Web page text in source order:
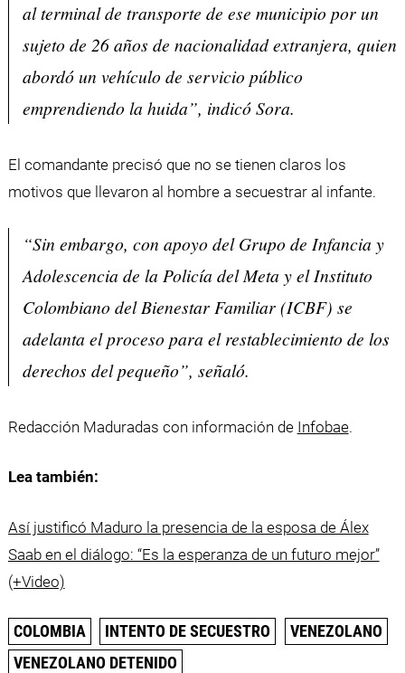
al terminal de transporte de ese municipio por un
sujeto de 26 años de nacionalidad extranjera, quien
abordó un vehículo de servicio público
emprendiendo la huida”, indicó Sora.
El comandante precisó que no se tienen claros los
motivos que llevaron al hombre a secuestrar al infante.
“Sin embargo, con apoyo del Grupo de Infancia y
Adolescencia de la Policía del Meta y el Instituto
Colombiano del Bienestar Familiar (ICBF) se
adelanta el proceso para el restablecimiento de los
derechos del pequeño”, señaló.
Redacción Maduradas con información de Infobae.
Lea también:
Así justificó Maduro la presencia de la esposa de Álex
Saab en el diálogo: “Es la esperanza de un futuro mejor”
(+Video)
COLOMBIA INTENTO DE SECUESTRO
VENEZOLANO
VENEZOLANO DETENIDO